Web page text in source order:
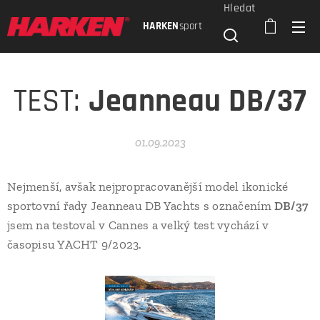
HARKENsport
Hledat
TEST: Jeanneau DB/37
01.09.2023
Nejmenší, avšak nejpropracovanější model ikonické
sportovní řady Jeanneau DB Yachts s označením DB/37
jsem na testoval v Cannes a velký test vychází v
časopisu YACHT 9/2023.